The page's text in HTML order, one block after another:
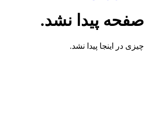
صفحه پیدا نشد.
چیزی در اینجا پیدا نشد.